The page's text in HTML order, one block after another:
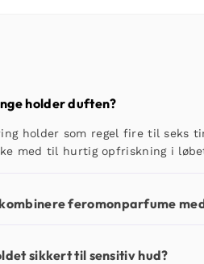
holder duften?
holder som regel fire til seks
med til hurtig opfriskning i
feromonparfume
sikkert til sensitiv hud?